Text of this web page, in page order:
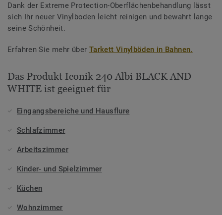
Dank der Extreme Protection-Oberflächenbehandlung lässt
sich Ihr neuer Vinylboden leicht reinigen und bewahrt lange
seine Schönheit.
Erfahren Sie mehr über Tarkett Vinylböden in Bahnen.
Das Produkt Iconik 240 Albi BLACK AND
WHITE ist geeignet für
Eingangsbereiche und Hausflure
Schlafzimmer
Arbeitszimmer
Kinder- und Spielzimmer
Küchen
Wohnzimmer